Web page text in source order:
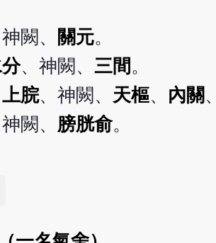
闕、 關元。
、神闕、 三間。
上脘、神闕、 天樞、 內關、
闕、 膀胱俞。